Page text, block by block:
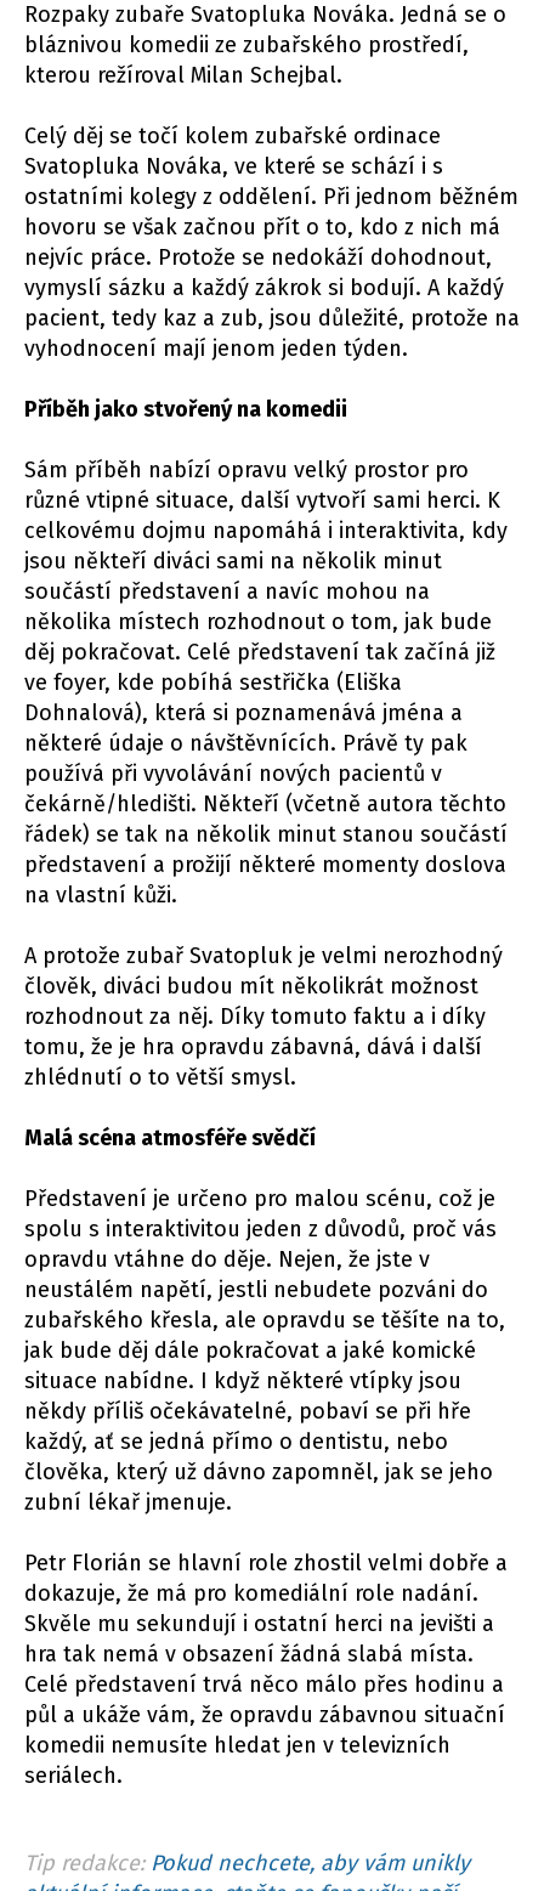
Rozpaky zubaře Svatopluka Nováka. Jedná se o
bláznivou komedii ze zubařského prostředí,
kterou režíroval Milan Schejbal.
Celý děj se točí kolem zubařské ordinace
Svatopluka Nováka, ve které se schází i s
ostatními kolegy z oddělení. Při jednom běžném
hovoru se však začnou přít o to, kdo z nich má
nejvíc práce. Protože se nedokáží dohodnout,
vymyslí sázku a každý zákrok si bodují. A každý
pacient, tedy kaz a zub, jsou důležité, protože na
vyhodnocení mají jenom jeden týden.
Příběh jako stvořený na komedii
Sám příběh nabízí opravu velký prostor pro
různé vtipné situace, další vytvoří sami herci. K
celkovému dojmu napomáhá i interaktivita, kdy
jsou někteří diváci sami na několik minut
součástí představení a navíc mohou na
několika místech rozhodnout o tom, jak bude
děj pokračovat. Celé představení tak začíná již
ve foyer, kde pobíhá sestřička (Eliška
Dohnalová), která si poznamenává jména a
některé údaje o návštěvnících. Právě ty pak
používá při vyvolávání nových pacientů v
čekárně/hledišti. Někteří (včetně autora těchto
řádek) se tak na několik minut stanou součástí
představení a prožijí některé momenty doslova
na vlastní kůži.
A protože zubař Svatopluk je velmi nerozhodný
člověk, diváci budou mít několikrát možnost
rozhodnout za něj. Díky tomuto faktu a i díky
tomu, že je hra opravdu zábavná, dává i další
zhlédnutí o to větší smysl.
Malá scéna atmosféře svědčí
Představení je určeno pro malou scénu, což je
spolu s interaktivitou jeden z důvodů, proč vás
opravdu vtáhne do děje. Nejen, že jste v
neustálém napětí, jestli nebudete pozváni do
zubařského křesla, ale opravdu se těšíte na to,
jak bude děj dále pokračovat a jaké komické
situace nabídne. I když některé vtípky jsou
někdy příliš očekávatelné, pobaví se při hře
každý, ať se jedná přímo o dentistu, nebo
člověka, který už dávno zapomněl, jak se jeho
zubní lékař jmenuje.
Petr Florián se hlavní role zhostil velmi dobře a
dokazuje, že má pro komediální role nadání.
Skvěle mu sekundují i ostatní herci na jevišti a
hra tak nemá v obsazení žádná slabá místa.
Celé představení trvá něco málo přes hodinu a
půl a ukáže vám, že opravdu zábavnou situační
komedii nemusíte hledat jen v televizních
seriálech.
Tip redakce: Pokud nechcete, aby vám unikly